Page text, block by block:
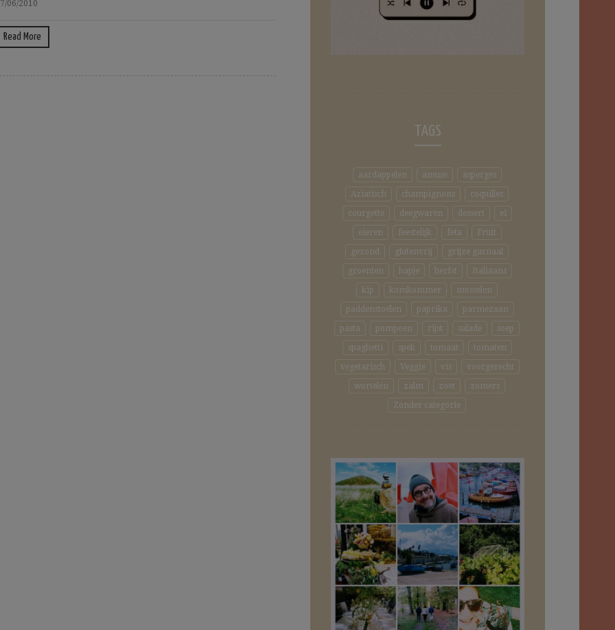
06/2010
Read More
TAGS
aardappelen amuse
asperges
Aziatisch
champignons
coquilles
courgette
deegwaren dessert
ei
eieren
feestelijk feta
Fruit
gezond
glutenvrij
grijze garnaal
groenten
hapje herfst
Italiaans
kip
komkommer
mosselen
paddenstoelen
paprika
parmezaan
pasta
pompoen rijst salade
soep
spaghetti
spek tomaat
tomaten
vegetarisch
Veggie vis
voorgerecht
wortelen
zalm zoet
zomers
Zonder categorie